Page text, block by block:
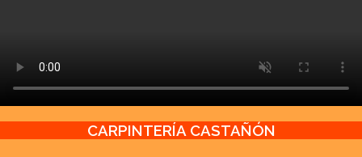
CARPINTERÍA CASTAÑÓN